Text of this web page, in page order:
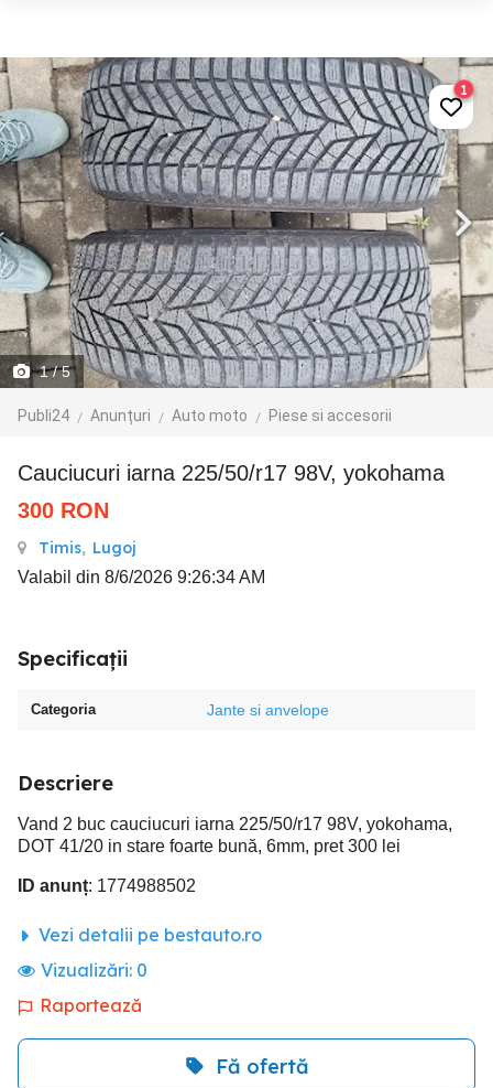
1/ 5
Publi24 Anunțuri Auto moto Piese si accesorii
1
Cauciucuri iarna 225/50/r17 98V, yokohama
300 RON
Timis, Lugoj
Valabil din 8/6/2026 9:26:34 AM
Specificații
Categoria Jante si anvelope
Descriere
Vand 2 buc cauciucuri iarna 225/50/r17 98V, yokohama,
DOT 41/20 in stare foarte bună, 6mm, pret 300 lei
ID anunț: 1774988502
Vezi detalii pe bestauto.ro
Vizualizări: 0
Raportează
Fă ofertă